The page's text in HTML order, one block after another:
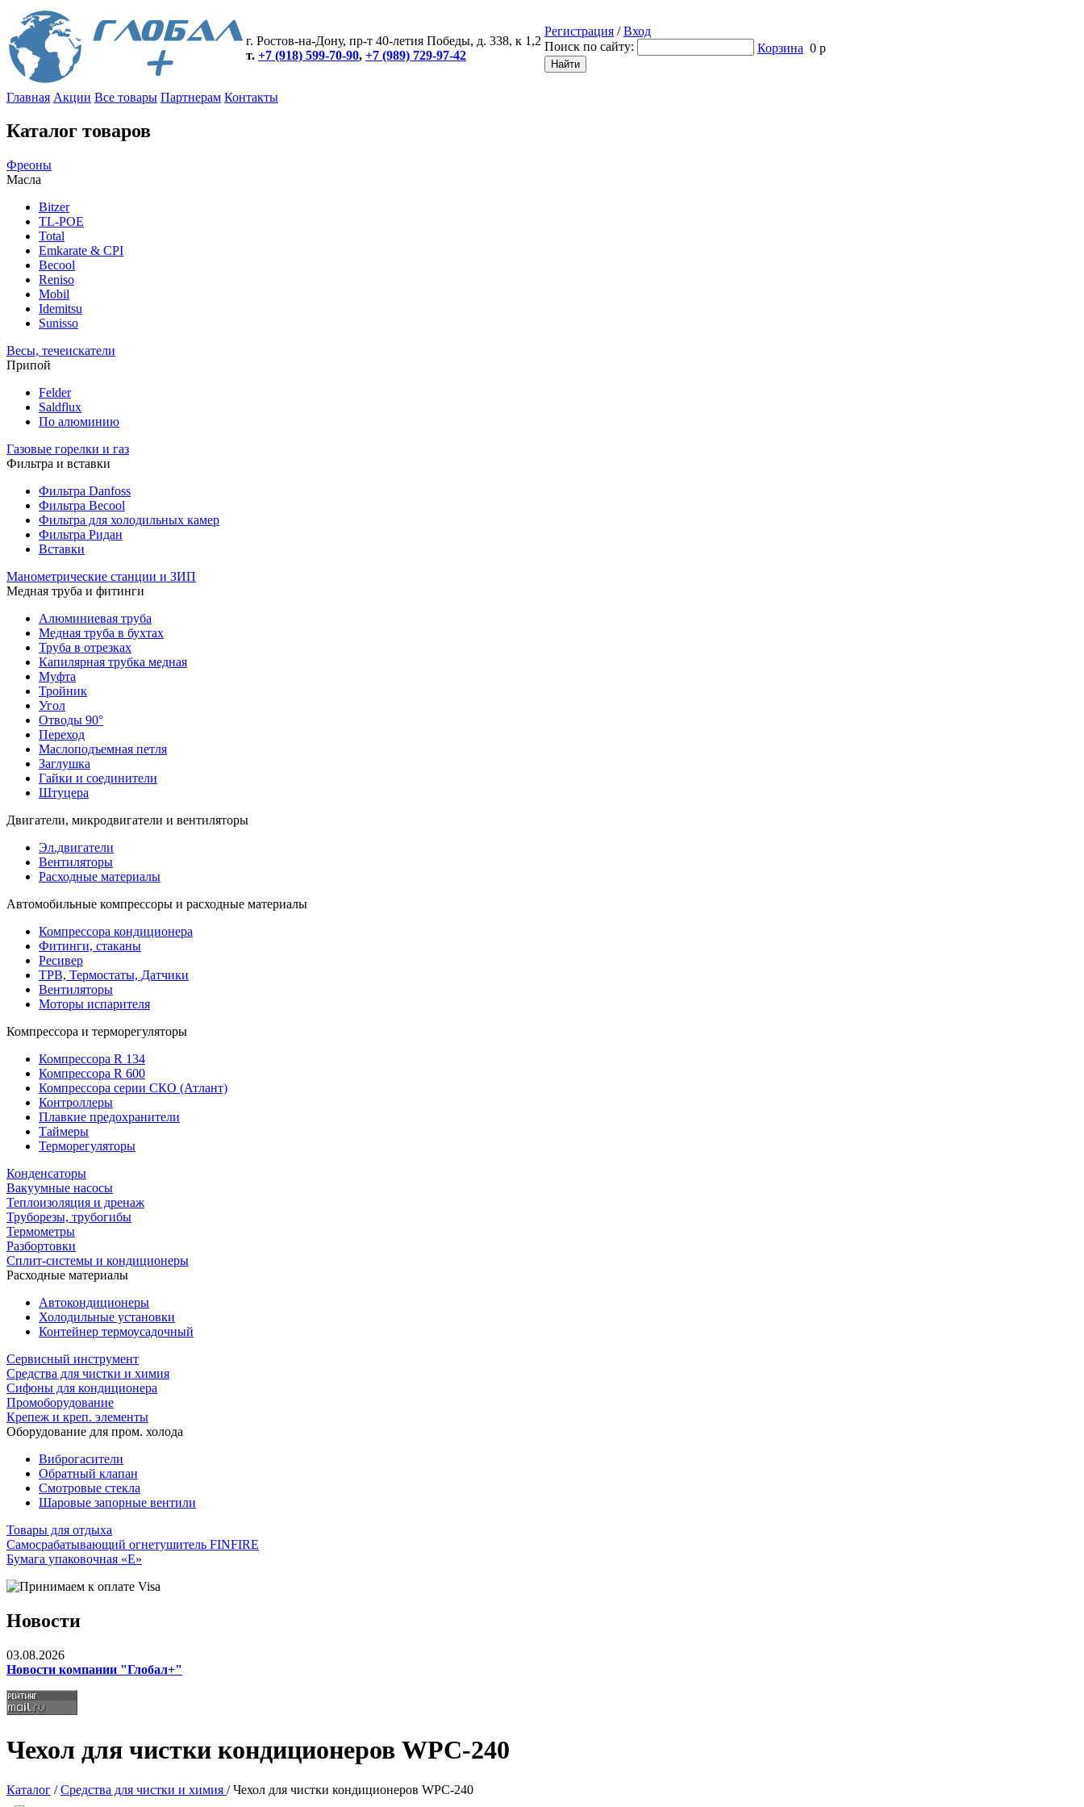
г. Ростов-на-Дону, пр-т 40-летия Победы, д. 338, к 1,2
т. +7 (918) 599-70-90, +7 (989) 729-97-42
Регистрация /Вход
Поиск по сайту:
Корзина 0 р
Главная Акции Все товары Партнерам Контакты
Каталог товаров
Фреоны
Масла
Bitzer
TL-POE
Total
Emkarate & CPI
Becool
Reniso
Mobil
Idemitsu
Sunisso
Весы, течеискатели
Припой
Felder
Saldflux
По алюминию
Газовые горелки и газ
Фильтра и вставки
Фильтра Danfoss
Фильтра Becool
Фильтра для холодильных камер
Фильтра Ридан
Вставки
Манометрические станции и ЗИП
Медная труба и фитинги
Алюминиевая труба
Медная труба в бухтах
Труба в отрезках
Капилярная трубка медная
Муфта
Тройник
Угол
Отводы 90°
Переход
Маслоподъемная петля
Заглушка
Гайки и соединители
Штуцера
Двигатели, микродвигатели и вентиляторы
Эл.двигатели
Вентиляторы
Расходные материалы
Автомобильные компрессоры и расходные материалы
Компрессора кондиционера
Фитинги, стаканы
Ресивер
ТРВ, Термостаты, Датчики
Вентиляторы
Моторы испарителя
Компрессора и терморегуляторы
Компрессора R 134
Компрессора R 600
Компрессора серии СКО (Атлант)
Контроллеры
Плавкие предохранители
Таймеры
Терморегуляторы
Конденсаторы
Вакуумные насосы
Теплоизоляция и дренаж
Труборезы, трубогибы
Термометры
Разбортовки
Сплит-системы и кондиционеры
Расходные материалы
Автокондиционеры
Холодильные установки
Контейнер термоусадочный
Сервисный инструмент
Средства для чистки и химия
Сифоны для кондиционера
Промоборудование
Крепеж и креп. элементы
Оборудование для пром. холода
Виброгасители
Обратный клапан
Смотровые стекла
Шаровые запорные вентили
Товары для отдыха
Самосрабатывающий огнетушитель FINFIRE
Бумага упаковочная «Е»
Новости
03.08.2026
Новости компании "Глобал+"
Чехол для чистки кондиционеров WPC-240
Каталог /Средства для чистки и химия / Чехол для чистки кондиционеров WPC-240